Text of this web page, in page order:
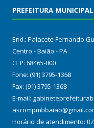
PREFEITURA
End.: Palacete Fernando
Centro - Baião - PA
CEP: 68465-000
Fone: (91) 3795-1368
Fax: (91) 3795-1368
E-mail:
Horário de atendimento: